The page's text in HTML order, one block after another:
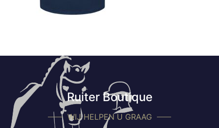
Ruiter Boutique
WIJ HELPEN U GRAAG